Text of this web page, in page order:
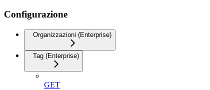
Configurazione
Organizzazioni (Enterprise)
Tag (Enterprise)
GET